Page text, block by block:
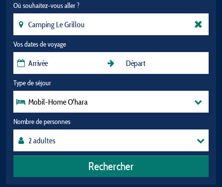
Où souhaitez-vous aller ?
Vos dates de voyage
Type de séjour
Mobil-Home O'hara
Nombre de personnes
Rechercher